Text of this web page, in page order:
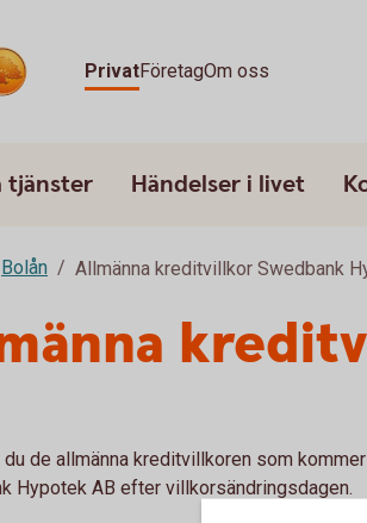
PrivatFöretagOm oss
tjänster Händelser i livet
Bolån Allmänna kreditvillkor Swedbank
du de allmänna kreditvillkoren som
Hypotek AB efter villkorsändringsdagen.